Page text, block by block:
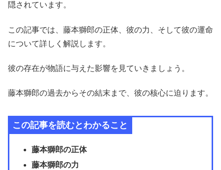
隠されています。
この記事では、藤本獅郎の正体、彼の力、そして彼の運命
について詳しく解説します。
彼の存在が物語に与えた影響を見ていきましょう。
藤本獅郎の過去からその結末まで、彼の核心に迫ります。
この記事を読むとわかること
藤本獅郎の正体
藤本獅郎の力